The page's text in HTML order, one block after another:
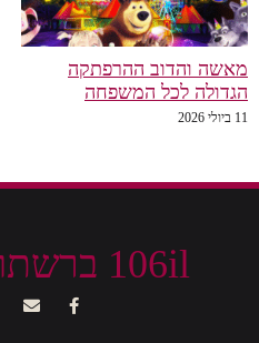
מאשה והדוב ההרפתקה
הגדולה לכל המשפחה
11 ביולי 2026
106il ברשתות חברתיות